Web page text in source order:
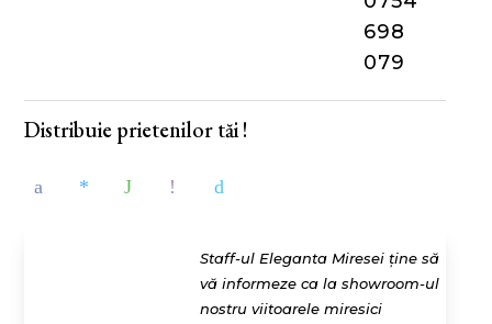
698
079
Distribuie prietenilor tăi !
Staff-ul Eleganta Miresei ține să
vă informeze ca la showroom-ul
nostru viitoarele miresici